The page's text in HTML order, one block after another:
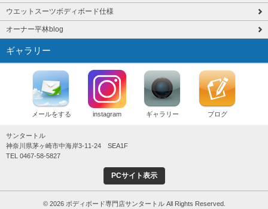
ウエットスーツボディボード仕様
オーナー平林blog
ギャラリー
メールをする instagram ギャラリー ブログ
サンタートル
神奈川県茅ヶ崎市中海岸3-11-24 SEA1F
TEL 0467-58-5827
PCサイト表示
© 2026 ボディボード専門店サンタートル All Rights Reserved.